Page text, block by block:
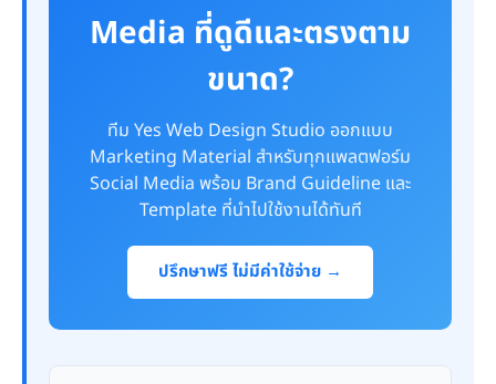
Media ที่ดูดีและตรงตาม
ขนาด?
ทีม Yes Web Design Studio ออกแบบ
Marketing Material สำหรับทุกแพลตฟอร์ม
Social Media พร้อม Brand Guideline และ
Template ที่นำไปใช้งานได้ทันที
ปรึกษาฟรี ไม่มีค่าใช้จ่าย →